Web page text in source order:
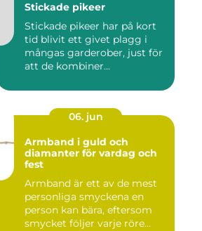
Stickade pikeer
Stickade pikeer har på kort
tid blivit ett givet plagg i
mångas garderober, just för
att de kombiner...
06. jun
Armband i guld och
diamanter för vardag och
fest
Armband är ett av de mest
personliga smyckena en
person kan bära, eftersom
smycket följer varje röre...